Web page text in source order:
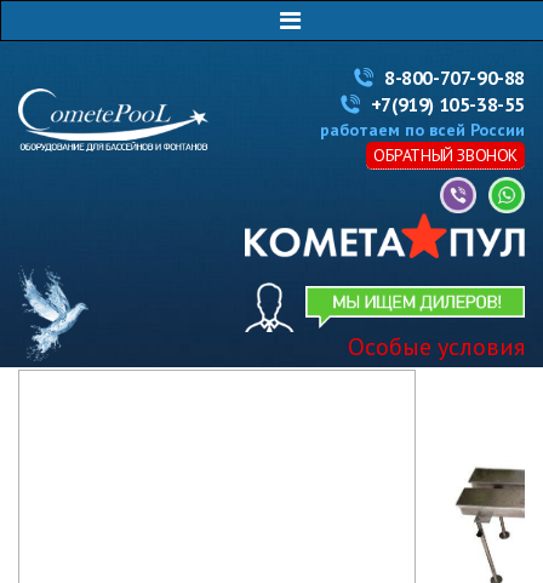
8-800-707-90-88
+7(919) 105-38-55
работаем по всей России
ОБРАТНЫЙ ЗВОНОК
Особые условия